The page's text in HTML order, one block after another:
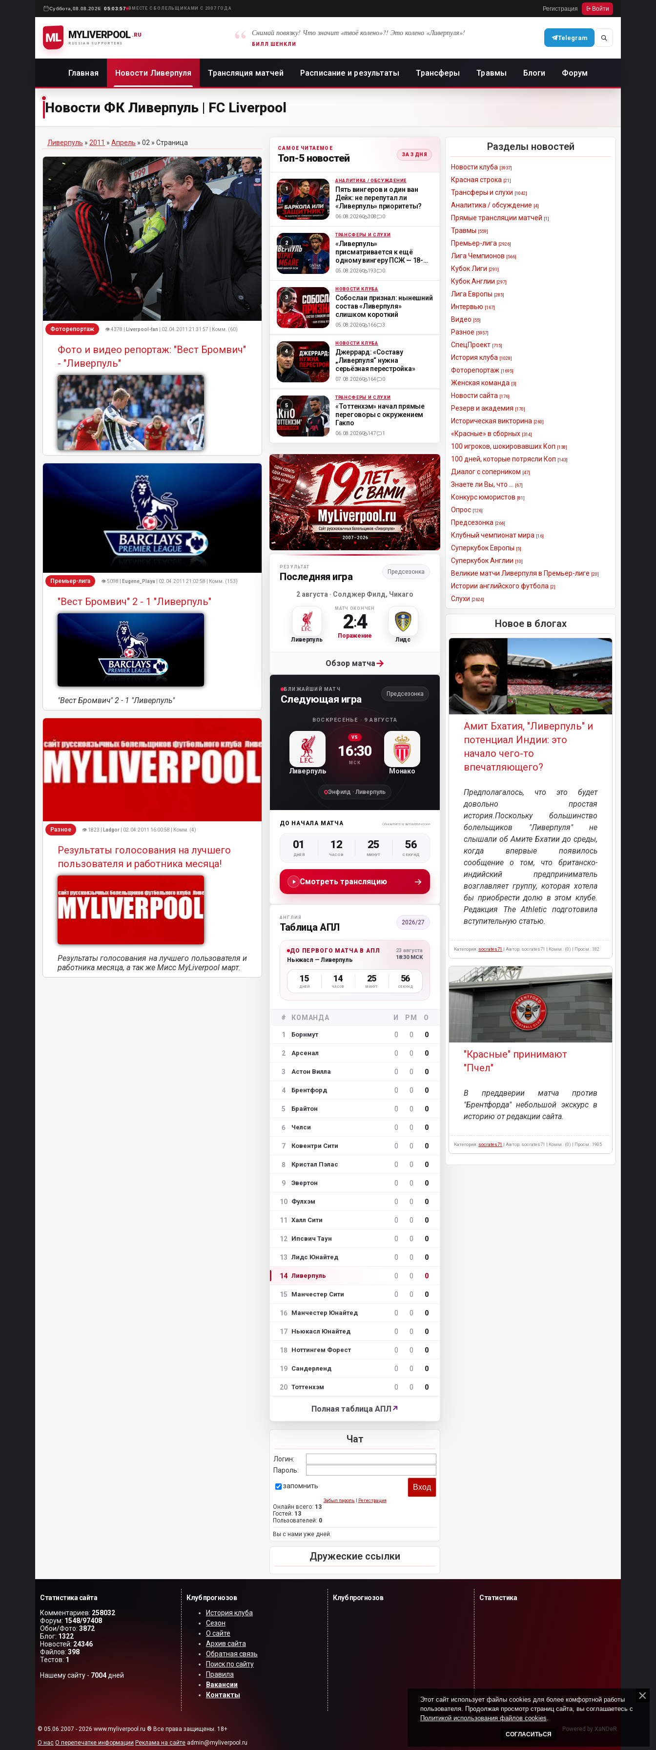
Суббота, 08.08.2026 05:03:57 ВМЕСТЕ С БОЛЕЛЬЩИКАМИ С 2007 ГОДА Регистрация Войти
ML MYLIVERPOOL
RUSSIAN SUPPORTERS
.RU “ Снимай повязку! Что значит «твоё колено»?! Это колено «Ливерпуля»!
БИЛЛ ШЕНКЛИ
Telegram
Главная Новости Ливерпуля Трансляция матчей Расписание и результаты Трансферы Травмы Блоги Форум
Новости ФК Ливерпуль | FC Liverpool
Ливерпуль » 2011 » Апрель » 02 » Страница
Фоторепортаж 👁 4378 | Liverpool-fan | 02.04.2011 21:31:57 | Комм. (60)
Фото и видео репортаж: "Вест Бромвич"
- "Ливерпуль"
Премьер-лига 👁 5098 | Eugene_Playa | 02.04.2011 21:02:58 | Комм. (153)
"Вест Бромвич" 2 - 1 "Ливерпуль"
"Вест Бромвич" 2 - 1 "Ливерпуль"
Разное 👁 1823 | Ladgor | 02.04.2011 16:00:58 | Комм. (4)
Результаты голосования на лучшего
пользователя и работника месяца!
Результаты голосования на лучшего пользователя и
работника месяца, а так же Мисс MyLiverpool март.
САМОЕ ЧИТАЕМОЕ
Топ-5 новостей ЗА 3 ДНЯ
ML АНАЛИТИКА / ОБСУЖДЕНИЕ
Пять вингеров и один ван
Дейк: не перепутал ли
«Ливерпуль» приоритеты?
06.08.2026 308 0
ML ТРАНСФЕРЫ И СЛУХИ
«Ливерпуль»
присматривается к ещё
одному вингеру ПСЖ — 18-
летнему Мбайе
05.08.2026 193 0
ML НОВОСТИ КЛУБА
Собослаи признал: нынешний
состав «Ливерпуля»
слишком короткий
05.08.2026 166 3
ML НОВОСТИ КЛУБА
Джеррард: «Составу
„Ливерпуля“ нужна
серьёзная перестройка»
07.08.2026 164 0
ML ТРАНСФЕРЫ И СЛУХИ
«Тоттенхэм» начал прямые
переговоры с окружением
Гакпо
06.08.2026 147 1
Матч-центр «Ливерпуля»
РЕЗУЛЬТАТ
Последняя игра Предсезонка
2 августа · Солджер Филд, Чикаго
Ливерпуль
МАТЧ ОКОНЧЕН
2:4
Поражение
Лидс
Обзор матча→
БЛИЖАЙШИЙ МАТЧ
Следующая игра Предсезонка
ВОСКРЕСЕНЬЕ · 9 АВГУСТА
Ливерпуль
VS
16:30
МСК
Монако
Энфилд · Ливерпуль
ДО НАЧАЛА МАТЧА Обновляется автоматически
01
ДНЕЙ
12
ЧАСОВ
25
МИНУТ
54
СЕКУНД
Смотреть трансляцию →
АНГЛИЯ
Таблица АПЛ 2026/27
ДО ПЕРВОГО МАТЧА В АПЛ
Ньюкасл — Ливерпуль
23 августа
18:30 МСК
15
ДНЕЙ
14
ЧАСОВ
25
МИНУТ
54
СЕКУНД
# КОМАНДА И РМ О
1 Борнмут 0 0 0
2 Арсенал 0 0 0
3 Астон Вилла 0 0 0
4 Брентфорд 0 0 0
5 Брайтон 0 0 0
6 Челси 0 0 0
7 Ковентри Сити 0 0 0
8 Кристал Пэлас 0 0 0
9 Эвертон 0 0 0
10 Фулхэм 0 0 0
11 Халл Сити 0 0 0
12 Ипсвич Таун 0 0 0
13 Лидс Юнайтед 0 0 0
14 Ливерпуль 0 0 0
15 Манчестер Сити 0 0 0
16 Манчестер Юнайтед 0 0 0
17 Ньюкасл Юнайтед 0 0 0
18 Ноттингем Форест 0 0 0
19 Сандерленд 0 0 0
20 Тоттенхэм 0 0 0
Полная таблица АПЛ ↗
Чат
Логин:
Пароль:
запомнить
Забыл пароль | Регистрация
Онлайн всего: 13
Гостей: 13
Пользователей: 0
Вы с нами уже дней.
Дружеские ссылки
Разделы новостей
Новости клуба [3937]
Красная строка [21]
Трансферы и слухи [1042]
Аналитика / обсуждение [4]
Прямые трансляции матчей [1]
Травмы [559]
Премьер-лига [2926]
Лига Чемпионов [566]
Кубок Лиги [291]
Кубок Англии [297]
Лига Европы [285]
Интервью [167]
Видео [55]
Разное [5957]
СпецПроект [715]
История клуба [1028]
Фоторепортаж [1695]
Женская команда [3]
Новости сайта [176]
Резерв и академия [170]
Историческая викторина [260]
«Красные» в сборных [314]
100 игроков, шокировавших Коп [138]
100 дней, которые потрясли Коп [143]
Диалог с соперником [47]
Знаете ли Вы, что ... [67]
Конкурс юмористов [81]
Опрос [126]
Предсезонка [266]
Клубный чемпионат мира [16]
Суперкубок Европы [5]
Суперкубок Англии [10]
Великие матчи Ливерпуля в Премьер-лиге [20]
Истории английского футбола [2]
Слухи [2624]
Новое в блогах
Амит Бхатия, "Ливерпуль" и
потенциал Индии: это
начало чего-то
впечатляющего?
Предполагалось, что это будет
довольно простая
история.Поскольку большинство
болельщиков "Ливерпуля" не
слышали об Амите Бхатии до среды,
когда впервые появилось
сообщение о том, что британско-
индийский предприниматель
возглавляет группу, которая хотела
бы приобрести долю в этом клубе.
Редакция The Athletic подготовила
вступительную статью.
Категория: socrates71 | Автор: socrates71 | Комм.: (0) | Просм.: 182
"Красные" принимают
"Пчел"
В преддверии матча против
"Брентфорда" небольшой экскурс в
историю от редакции сайта.
Категория: socrates71 | Автор: socrates71 | Комм.: (0) | Просм.: 1905
Статистика сайта
Комментариев: 258032
Форум: 1548/97408
Обои/Фото: 3872
Блог: 1322
Новостей: 24346
Файлов: 398
Тестов: 1
Нашему сайту - 7004 дней
Клуб прогнозов
История клуба
Сезон
О сайте
Архив сайта
Обратная связь
Поиск по сайту
Правила
Вакансии
Контакты
Клуб прогнозов Статистика
© 05.06.2007 - 2026 www.myliverpool.ru ® Все права защищены. 18+
О нас О перепечатке информации Реклама на сайте admin@myliverpool.ru
Powered by XaNDeR.
Этот сайт использует файлы cookies для более комфортной работы
пользователя. Продолжая просмотр страниц сайта, вы соглашаетесь с
Политикой использования файлов cookies
СОГЛАСИТЬСЯ